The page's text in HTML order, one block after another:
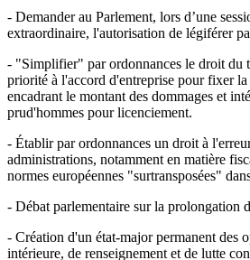
- Demander au Parlement, lors d’une
extraordinaire, l'autorisation de légiférer
- "Simplifier" par ordonnances le droit du
priorité à l'accord d'entreprise pour fixer
encadrant le montant des dommages et
prud'hommes pour licenciement.
- Établir par ordonnances un droit à
administrations, notamment en matière
normes européennes "surtransposées"
- Débat parlementaire sur la prolongation
- Création d'un état-major permanent des
intérieure, de renseignement et de lutte